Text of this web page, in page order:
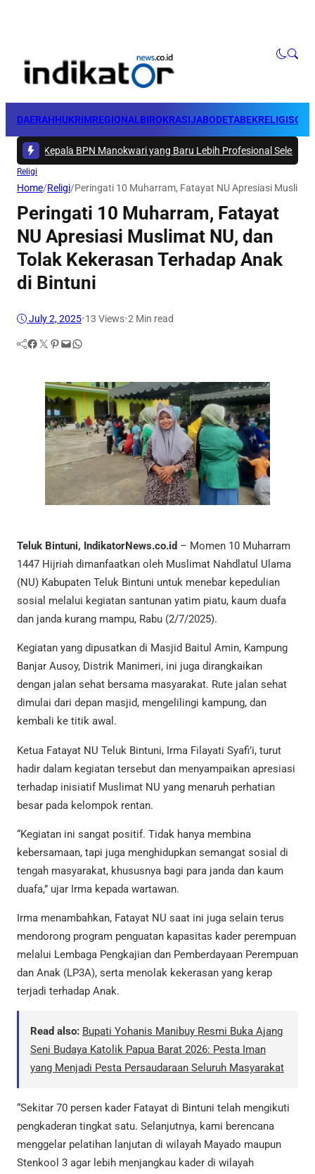
DAERAHHUKRIMREGIONALBIROKRASIJABODETABEKRELIGI
Kepala BPN Manokwari yang Baru Lebih Profesional Selesaikan
Religi
Home/Religi/Peringati 10 Muharram, Fatayat NU Apresiasi
Peringati 10 Muharram, Fatayat
NU Apresiasi Muslimat NU, dan
Tolak Kekerasan Terhadap Anak
di Bintuni
July 2, 2025•13 Views•2 Min read
Facebook Twitter Pinterest Mail WhatsApp
Teluk Bintuni, IndikatorNews.co.id – Momen 10 Muharram
1447 Hijriah dimanfaatkan oleh Muslimat Nahdlatul Ulama
(NU) Kabupaten Teluk Bintuni untuk menebar kepedulian
sosial melalui kegiatan santunan yatim piatu, kaum duafa
dan janda kurang mampu, Rabu (2/7/2025).
Kegiatan yang dipusatkan di Masjid Baitul Amin, Kampung
Banjar Ausoy, Distrik Manimeri, ini juga dirangkaikan
dengan jalan sehat bersama masyarakat. Rute jalan sehat
dimulai dari depan masjid, mengelilingi kampung, dan
kembali ke titik awal.
Ketua Fatayat NU Teluk Bintuni, Irma Filayati Syafi’i, turut
hadir dalam kegiatan tersebut dan menyampaikan apresiasi
terhadap inisiatif Muslimat NU yang menaruh perhatian
besar pada kelompok rentan.
“Kegiatan ini sangat positif. Tidak hanya membina
kebersamaan, tapi juga menghidupkan semangat sosial di
tengah masyarakat, khususnya bagi para janda dan kaum
duafa,” ujar Irma kepada wartawan.
Irma menambahkan, Fatayat NU saat ini juga selain terus
mendorong program penguatan kapasitas kader perempuan
melalui Lembaga Pengkajian dan Pemberdayaan Perempuan
dan Anak (LP3A), serta menolak kekerasan yang kerap
terjadi terhadap Anak.
Read also: Bupati Yohanis Manibuy Resmi Buka Ajang
Seni Budaya Katolik Papua Barat 2026: Pesta Iman
yang Menjadi Pesta Persaudaraan Seluruh Masyarakat
“Sekitar 70 persen kader Fatayat di Bintuni telah mengikuti
pengkaderan tingkat satu. Selanjutnya, kami berencana
menggelar pelatihan lanjutan di wilayah Mayado maupun
Stenkool 3 agar lebih menjangkau kader di wilayah